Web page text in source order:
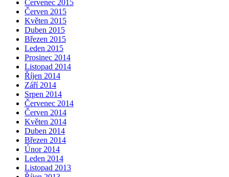
Červenec 2015
Červen 2015
Květen 2015
Duben 2015
Březen 2015
Leden 2015
Prosinec 2014
Listopad 2014
Říjen 2014
Září 2014
Srpen 2014
Červenec 2014
Červen 2014
Květen 2014
Duben 2014
Březen 2014
Únor 2014
Leden 2014
Listopad 2013